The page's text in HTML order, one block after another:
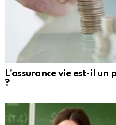
L’assurance vie est-il un
?